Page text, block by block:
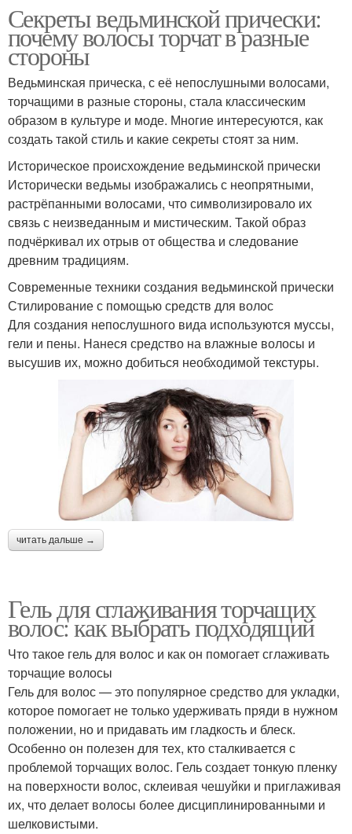
Секреты ведьминской прически:
почему волосы торчат в разные
стороны
Ведьминская прическа, с её непослушными волосами,
торчащими в разные стороны, стала классическим
образом в культуре и моде. Многие интересуются, как
создать такой стиль и какие секреты стоят за ним.
Историческое происхождение ведьминской прически
Исторически ведьмы изображались с неопрятными,
растрёпанными волосами, что символизировало их
связь с неизведанным и мистическим. Такой образ
подчёркивал их отрыв от общества и следование
древним традициям.
Современные техники создания ведьминской прически
Стилирование с помощью средств для волос
Для создания непослушного вида используются муссы,
гели и пены. Нанеся средство на влажные волосы и
высушив их, можно добиться необходимой текстуры.
читать дальше →
Гель для сглаживания торчащих
волос: как выбрать подходящий
Что такое гель для волос и как он помогает сглаживать
торчащие волосы
Гель для волос — это популярное средство для укладки,
которое помогает не только удерживать пряди в нужном
положении, но и придавать им гладкость и блеск.
Особенно он полезен для тех, кто сталкивается с
проблемой торчащих волос. Гель создает тонкую пленку
на поверхности волос, склеивая чешуйки и приглаживая
их, что делает волосы более дисциплинированными и
шелковистыми.